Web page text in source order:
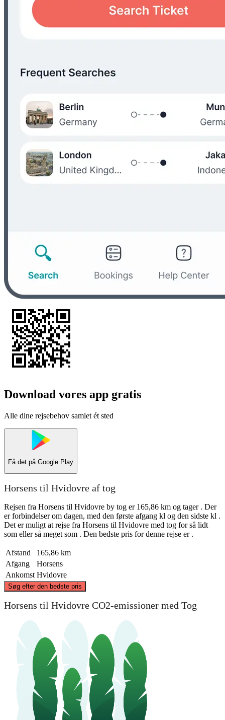
Download vores app gratis
Alle dine rejsebehov samlet ét sted
Få det på Google Play
Horsens til Hvidovre af tog
Rejsen fra Horsens til Hvidovre by tog er 165,86 km og tager . Der
er forbindelser om dagen, med den første afgang kl og den sidste kl .
Det er muligt at rejse fra Horsens til Hvidovre med tog for så lidt
som eller så meget som . Den bedste pris for denne rejse er .
Afstand
165,86 km
Afgang
Horsens
Ankomst Hvidovre
Søg efter den bedste pris
Horsens
Horsens til Hvidovre CO2-emissioner med Tog